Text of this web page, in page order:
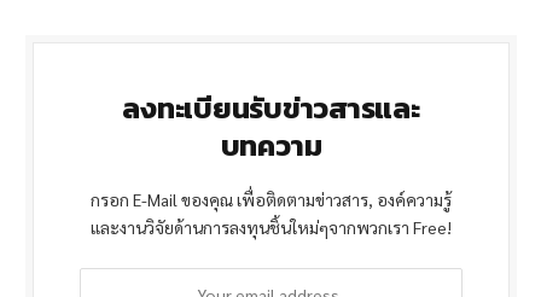
ลงทะเบียนรับข่าวสารและ
บทความ
กรอก E-Mail ของคุณ เพื่อติดตามข่าวสาร, องค์ความรู้
และงานวิจัยด้านการลงทุนชิ้นใหม่ๆจากพวกเรา Free!